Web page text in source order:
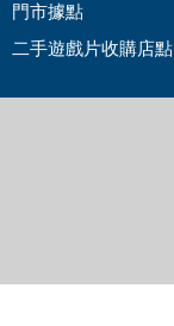
門市據點
二手遊戲片收購店點